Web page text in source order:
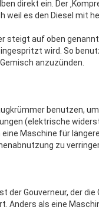
direkt ein. Der
es den Diesel mit
steigt auf oben
wird. So
anzuzünden.
benutzen,
(elektrische
Maschine für
zu
Gouverneur, der
Anders als eine